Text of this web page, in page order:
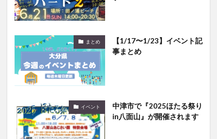
まとめ
【1/17〜1/23】イベント記
事まとめ
イベント
中津市で『2025ほたる祭り
in八面山』が開催されます